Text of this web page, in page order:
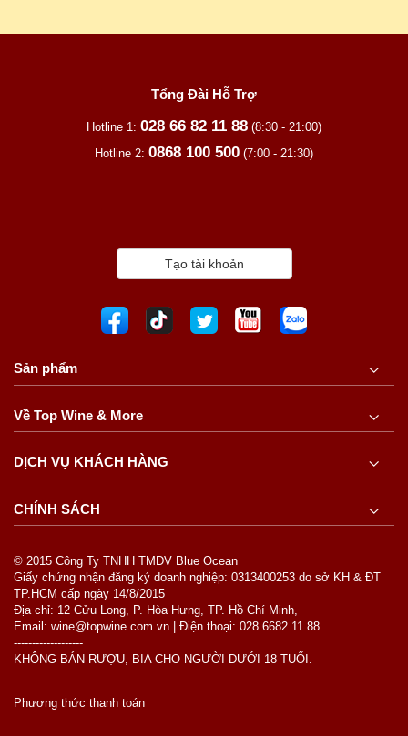
Sản phẩm
Về Top Wine & More
DỊCH VỤ KHÁCH HÀNG
CHÍNH SÁCH
Tổng Đài Hỗ Trợ
Hotline 1: 028 66 82 11 88 (8:30 - 21:00)
Hotline 2: 0868 100 500 (7:00 - 21:30)
Tạo tài khoản
© 2015 Công Ty TNHH TMDV Blue Ocean
Giấy chứng nhận đăng ký doanh nghiệp: 0313400253 do sở KH & ĐT
TP.HCM cấp ngày 14/8/2015
Địa chỉ: 12 Cửu Long, P. Hòa Hưng, TP. Hồ Chí Minh,
Email: wine@topwine.com.vn | Điện thoại: 028 6682 11 88
-------------------
KHÔNG BÁN RƯỢU, BIA CHO NGƯỜI DƯỚI 18 TUỔI.
Phương thức thanh toán